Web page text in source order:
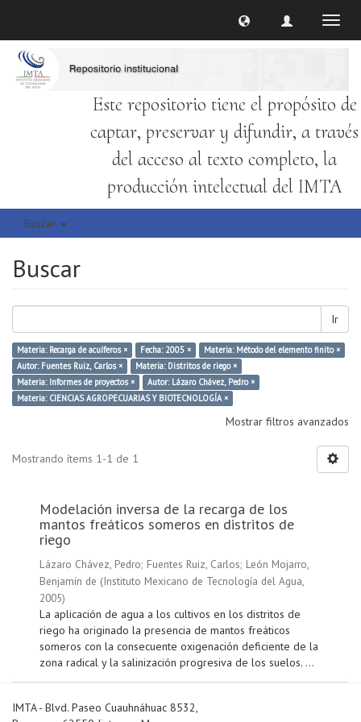
Este repositorio tiene el propósito de
captar, preservar y difundir, a través
del acceso al texto completo, la
producción intelectual del IMTA
Buscar
Buscar
Ir
Materia: Recarga de acuíferos × Fecha: 2005 ×
Materia: Método del elemento finito ×
Autor: Fuentes Ruiz, Carlos ×
Materia: Distritos de riego ×
Materia: Informes de proyectos ×
Autor: Lázaro Chávez, Pedro ×
Materia: CIENCIAS AGROPECUARIAS Y BIOTECNOLOGÍA ×
Mostrar filtros avanzados
Mostrando ítems 1-1 de 1
Modelación inversa de la recarga de los
mantos freáticos someros en distritos de
riego
Lázaro Chávez, Pedro; Fuentes Ruiz, Carlos; León Mojarro,
Benjamín de (Instituto Mexicano de Tecnología del Agua,
2005)
La aplicación de agua a los cultivos en los distritos de
riego ha originado la presencia de mantos freáticos
someros con la consecuente oxigenación deficiente de la
zona radical y la salinización progresiva de los suelos. ...
IMTA - Blvd. Paseo Cuauhnáhuac 8532,